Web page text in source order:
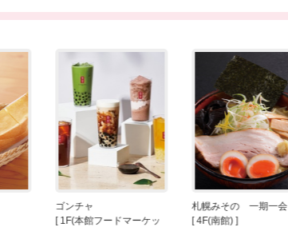
ゴンチャ
[ 1F(本館フードマーケッ
札幌みその 一期一会
[ 4F(南館) ]